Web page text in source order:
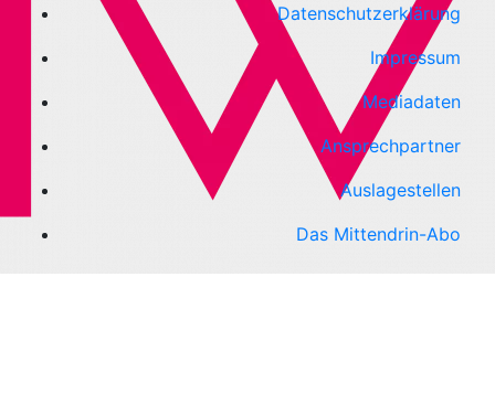
Datenschutzerklärung
Impressum
Mediadaten
Ansprechpartner
Auslagestellen
Das Mittendrin-Abo